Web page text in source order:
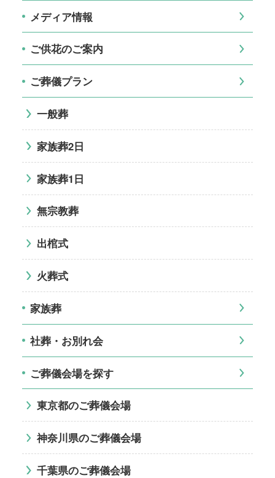
メディア情報
ご供花のご案内
ご葬儀プラン
一般葬
家族葬2日
家族葬1日
無宗教葬
出棺式
火葬式
家族葬
社葬・お別れ会
ご葬儀会場を探す
東京都のご葬儀会場
神奈川県のご葬儀会場
千葉県のご葬儀会場